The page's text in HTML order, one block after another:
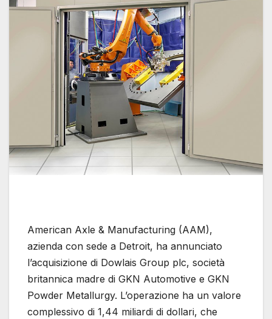
American Axle & Manufacturing (AAM),
azienda con sede a Detroit, ha annunciato
l’acquisizione di Dowlais Group plc, società
britannica madre di GKN Automotive e GKN
Powder Metallurgy. L’operazione ha un valore
complessivo di 1,44 miliardi di dollari, che